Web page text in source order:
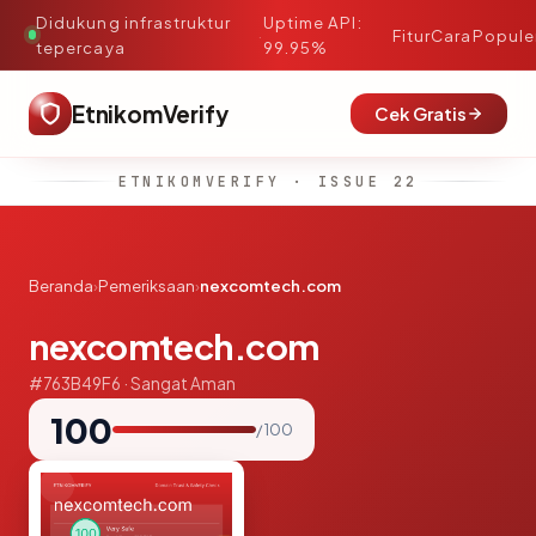
Didukung infrastruktur
tepercaya
·
Uptime API:
99.95%
FiturCara
EtnikomVerify Cek Gratis
ETNIKOMVERIFY · ISSUE 22
Beranda›Pemeriksaan›nexcomtech.com
nexcomtech.com
#763B49F6 · Sangat Aman
100 / 100